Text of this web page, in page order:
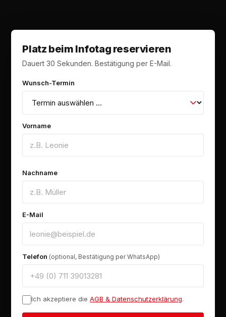
Platz beim Infotag reservieren
Dauert 30 Sekunden. Bestätigung per E-Mail.
Wunsch-Termin
Vorname
Nachname
E-Mail
Telefon (optional, Bestätigung per WhatsApp)
Ich akzeptiere die AGB & Datenschutzerklärung.